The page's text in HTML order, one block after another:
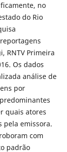
no
do Rio
RNTV Primeira
Os dados
análise de
por
quais atores
pela emissora.
com
padrão